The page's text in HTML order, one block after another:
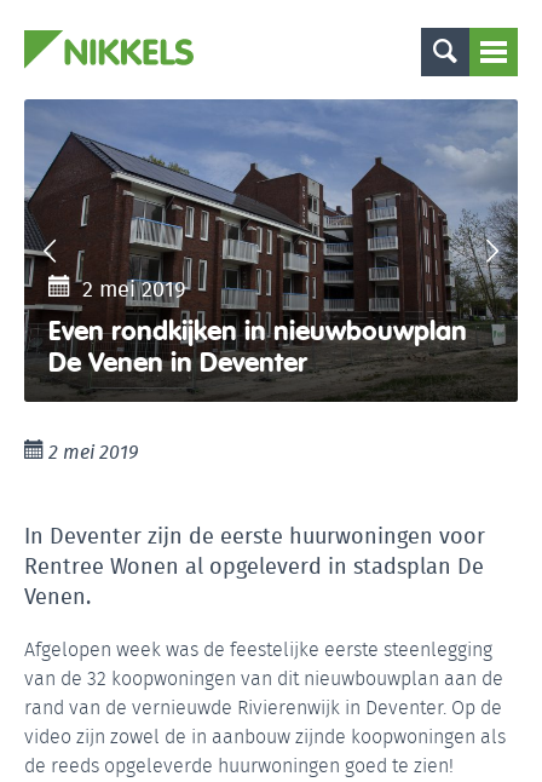
2 mei 2019
Even rondkijken in nieuwbouwplan
De Venen in Deventer
2 mei 2019
In Deventer zijn de eerste huurwoningen voor
Rentree Wonen al opgeleverd in stadsplan De
Venen.
Afgelopen week was de feestelijke eerste steenlegging
van de 32 koopwoningen van dit nieuwbouwplan aan de
rand van de vernieuwde Rivierenwijk in Deventer. Op de
video zijn zowel de in aanbouw zijnde koopwoningen als
de reeds opgeleverde huurwoningen goed te zien!